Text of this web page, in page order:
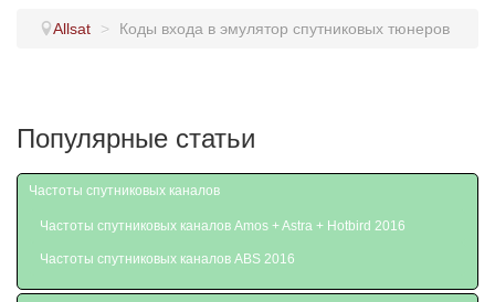
Allsat > Коды входа в эмулятор спутниковых тюнеров
Популярные статьи
Частоты спутниковых каналов
Частоты спутниковых каналов Amos + Astra + Hotbird 2016
Частоты спутниковых каналов ABS 2016